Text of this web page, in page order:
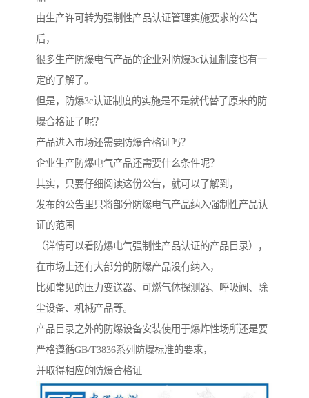
由生产许可转为强制性产品认证管理实施要求的公告
后，
很多生产防爆电气产品的企业对防爆3c认证制度也有一
定的了解了。
但是，防爆3c认证制度的实施是不是就代替了原来的防
爆合格证了呢？
产品进入市场还需要防爆合格证吗？
企业生产防爆电气产品还需要什么条件呢？
其实，只要仔细阅读这份公告，就可以了解到，
发布的公告里只将部分防爆电气产品纳入强制性产品认
证的范围
（详情可以看防爆电气强制性产品认证的产品目录），
在市场上还有大部分的防爆产品没有纳入，
比如常见的压力变送器、可燃气体探测器、呼吸阀、除
尘设备、机械产品等。
产品目录之外的防爆设备安装使用于爆炸性场所还是要
严格遵循GB/T3836系列防爆标准的要求，
并取得相应的防爆合格证